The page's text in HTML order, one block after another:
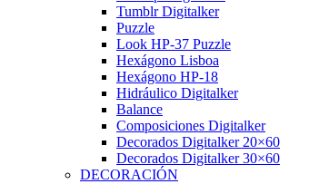
Tumblr Digitalker
Puzzle
Look HP-37 Puzzle
Hexágono Lisboa
Hexágono HP-18
Hidráulico Digitalker
Balance
Composiciones Digitalker
Decorados Digitalker 20×60
Decorados Digitalker 30×60
DECORACIÓN